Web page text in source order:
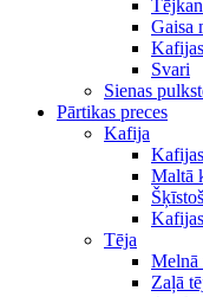
Gaisa
Svari
Sienas
Pārtikas preces
Kafija
Maltā
Tēja
Melnā
Zaļā